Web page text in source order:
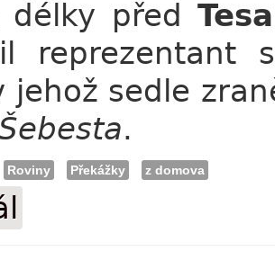
délky před
reprezentant
jehož sedle
.
Roviny Překážky z domova